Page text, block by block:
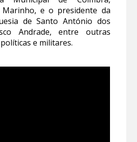
Marinho, e o presidente da
de Santo António dos
Andrade, entre outras
e militares.